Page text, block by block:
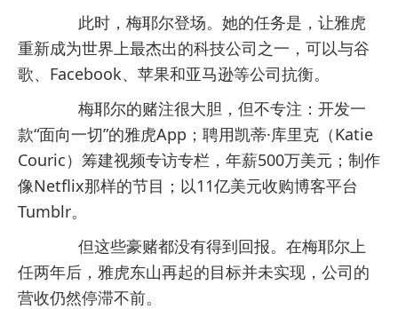
此时，梅耶尔登场。她的任务是，让雅虎
重新成为世界上最杰出的科技公司之一，可以与谷
歌、Facebook、苹果和亚马逊等公司抗衡。
梅耶尔的赌注很大胆，但不专注：开发一
款“面向一切”的雅虎App；聘用凯蒂·库里克（Katie
Couric）筹建视频专访专栏，年薪500万美元；制作
像Netflix那样的节目；以11亿美元收购博客平台
Tumblr。
但这些豪赌都没有得到回报。在梅耶尔上
任两年后，雅虎东山再起的目标并未实现，公司的
营收仍然停滞不前。